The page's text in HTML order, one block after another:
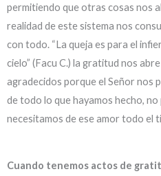
permitiendo que otras cosas nos
realidad de este sistema nos
con todo. “La queja es para el
cielo” (Facu C.) la gratitud nos
agradecidos porque el Señor nos
de todo lo que hayamos hecho,
necesitamos de ese amor todo el
Cuando tenemos actos de